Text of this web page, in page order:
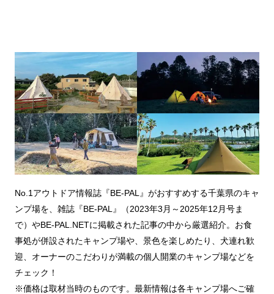
No.1アウトドア情報誌『BE-PAL』がおすすめする千葉県のキャ
ンプ場を、雑誌『BE-PAL』（2023年3月～2025年12月号ま
で）やBE-PAL.NETに掲載された記事の中から厳選紹介。お食
事処が併設されたキャンプ場や、景色を楽しめたり、犬連れ歓
迎、オーナーのこだわりが満載の個人開業のキャンプ場などを
チェック！
※価格は取材当時のものです。最新情報は各キャンプ場へご確